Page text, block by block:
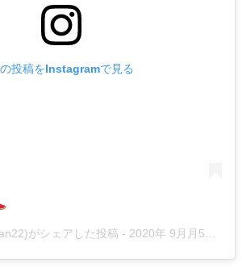
投稿をInstagramで見る
がシェアした投稿 - 2020年 9月月5日午後10時21分PDT